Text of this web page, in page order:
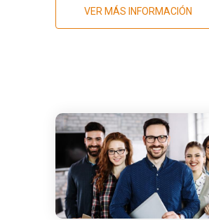
VER MÁS INFORMACIÓN